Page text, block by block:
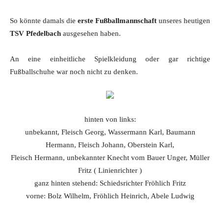
So könnte damals die erste Fußballmannschaft unseres heutigen
TSV Pfedelbach ausgesehen haben.
An eine einheitliche Spielkleidung oder gar richtige
Fußballschuhe war noch nicht zu denken.
hinten von links:
unbekannt, Fleisch Georg, Wassermann Karl, Baumann
Hermann, Fleisch Johann, Oberstein Karl,
Fleisch Hermann, unbekannter Knecht vom Bauer Unger, Müller
Fritz ( Linienrichter )
ganz hinten stehend: Schiedsrichter Fröhlich Fritz
vorne: Bolz Wilhelm, Fröhlich Heinrich, Abele Ludwig